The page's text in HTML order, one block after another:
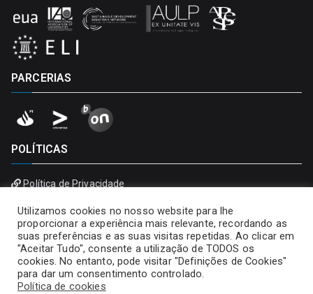
PARCERIAS
POLÍTICAS
Política de Privacidade
Utilizamos cookies no nosso website para lhe
proporcionar a experiência mais relevante, recordando as
suas preferências e as suas visitas repetidas. Ao clicar em
"Aceitar Tudo", consente a utilização de TODOS os
cookies. No entanto, pode visitar "Definições de Cookies"
para dar um consentimento controlado.
Política de cookies